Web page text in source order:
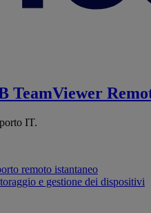
TeamViewer
IT.
remoto istantaneo
e gestione dei dispositivi